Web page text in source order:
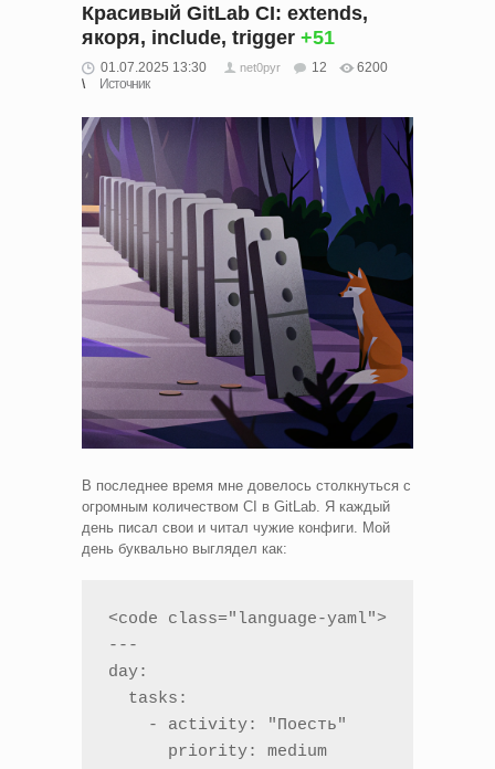
Красивый GitLab CI: extends,
якоря, include, trigger +51
01.07.2025 13:30 net0pyr 12
6200
Источник
В последнее время мне довелось столкнуться с
огромным количеством CI в GitLab. Я каждый
день писал свои и читал чужие конфиги. Мой
день буквально выглядел как:
<code class="language-yaml">
---
day:
  tasks:
    - activity: "Поесть"
      priority: medium